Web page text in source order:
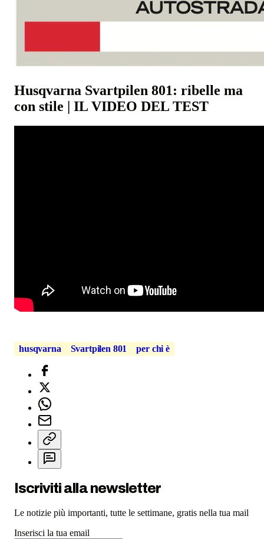
Husqvarna Svartpilen 801: ribelle ma
con stile | IL VIDEO DEL TEST
husqvarna Svartpilen 801 per chi è
Iscriviti alla newsletter
Le notizie più importanti, tutte le settimane, gratis nella tua mail
Inserisci la tua email